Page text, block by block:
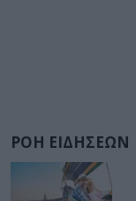
ΡΟΗ ΕΙΔΗΣΕΩΝ